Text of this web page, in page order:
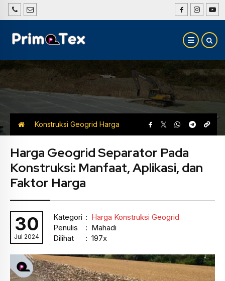
Konstruksi Geogrid Harga
Harga Geogrid Separator Pada
Konstruksi: Manfaat, Aplikasi, dan
Faktor Harga
30
Jul 2024
Kategori : Harga Konstruksi Geogrid
Penulis
: Mahadi
Dilihat
: 197x